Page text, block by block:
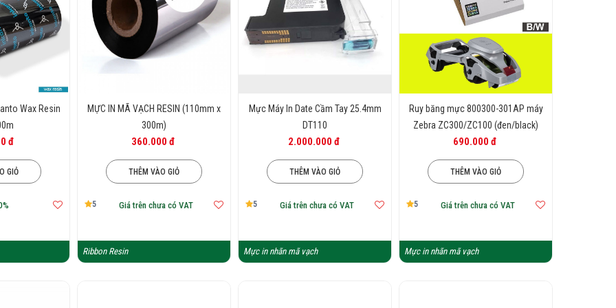
phần chính: Chất làm màu carbon, chất sáp ( wax) dùng làm chảy mực và chất nhựa
mực trên vật liệu in.
cho máy in tem mã vạch được phân ra làm 3 nhóm:
Wax: Giá thành thấp, cốt sử
mắc nhất phù hợp cho in tem mã vạch dùng cho môi trường khắc nghiệt, độ bền cao,
PVC và decal vải.
Wax Resin
đ
GIỎ
MỰC IN MÃ VẠCH RESIN (110mm x
300m)
360.000 đ
THÊM VÀO GIỎ
5 Giá trên chưa có VAT
Ribbon Resin
Mực Máy In Date Cầm Tay 25.4mm
DT110
2.000.000 đ
THÊM VÀO GIỎ
5 Giá trên chưa có VAT
Mực in nhãn mã vạch
Ruy băng mực 800300-301AP máy
Zebra ZC300/ZC100 (đen/black)
690.000 đ
THÊM VÀO GIỎ
5 Giá trên chưa có VAT
Mực in nhãn mã vạch